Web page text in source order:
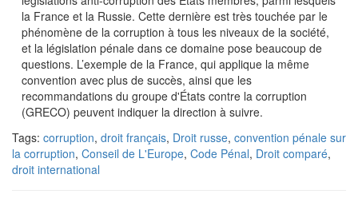
la France et la Russie. Cette dernière est très touchée par le
phénomène de la corruption à tous les niveaux de la société,
et la législation pénale dans ce domaine pose beaucoup de
questions. L’exemple de la France, qui applique la même
convention avec plus de succès, ainsi que les
recommandations du groupe d'États contre la corruption
(GRECO) peuvent indiquer la direction à suivre.
Tags: corruption, droit français, Droit russe, convention pénale sur
la corruption, Conseil de L'Europe, Code Pénal, Droit comparé,
droit international